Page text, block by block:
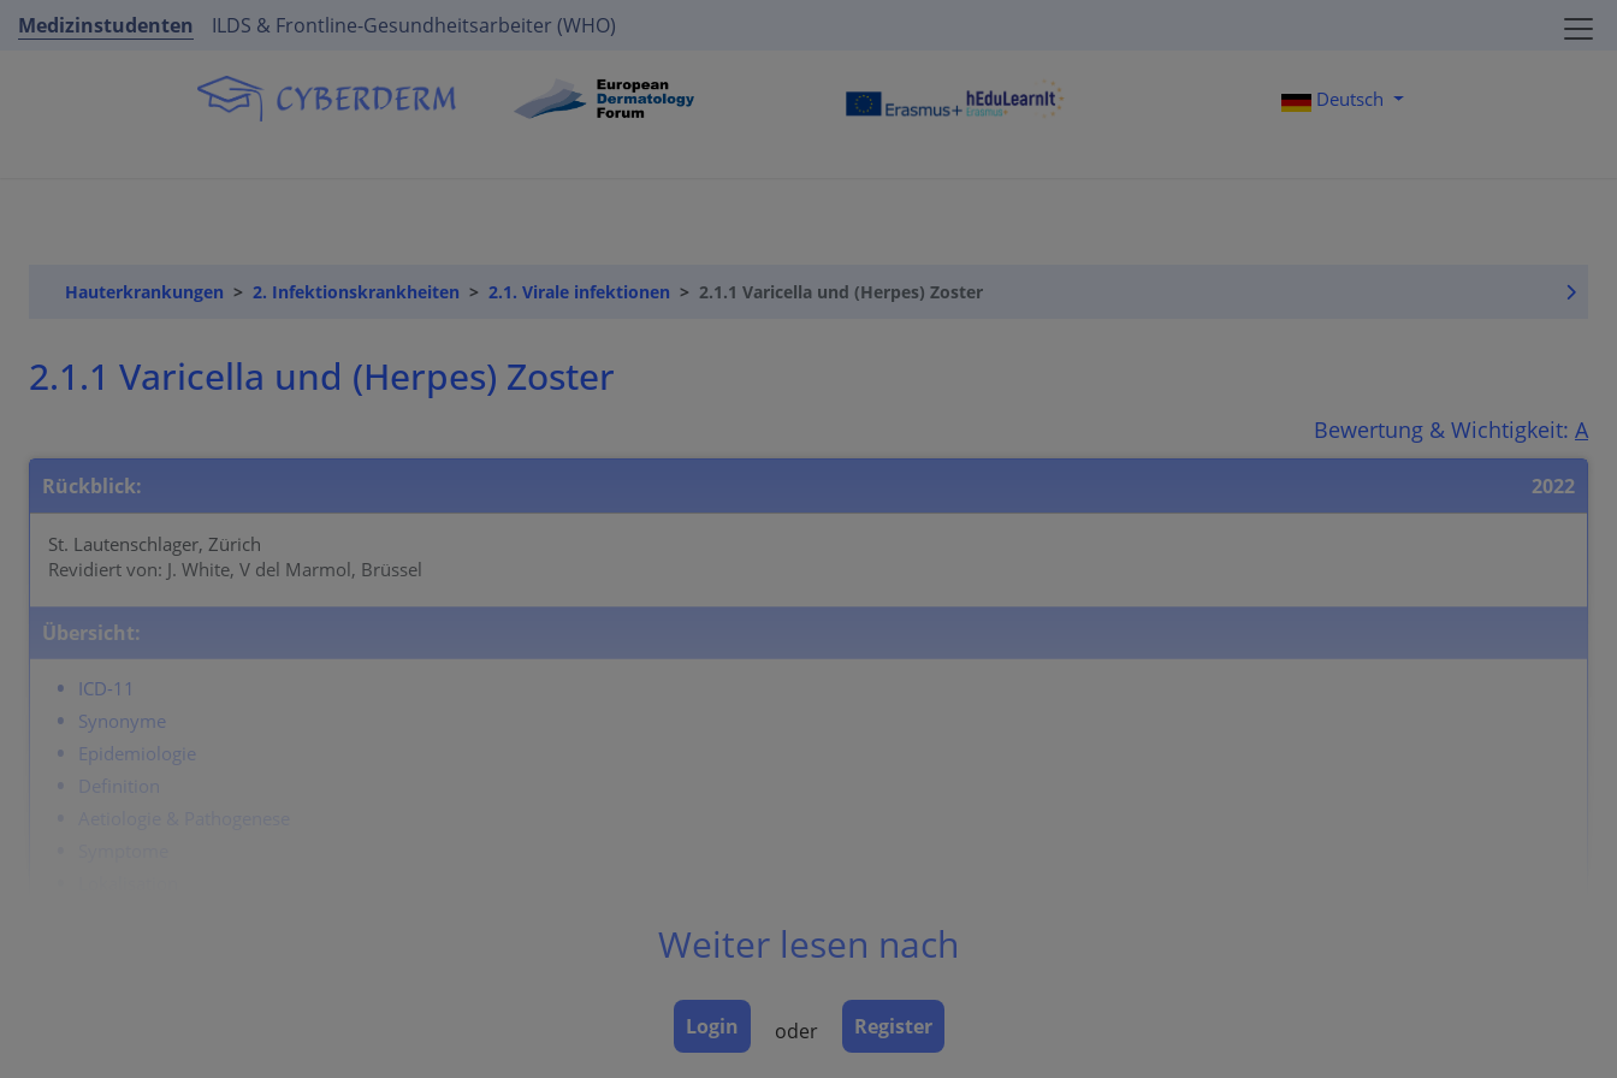
Medizinstudenten ILDS & Frontline-Gesundheitsarbeiter (WHO)
Deutsch
Hauterkrankungen 2. Infektionskrankheiten 2.1. Virale infektionen 2.1.1 Varicella und (Herpes) Zoster
2.1.1 Varicella und (Herpes) Zoster
Bewertung & Wichtigkeit: A
Rückblick: 2022
St. Lautenschlager, Zürich
Revidiert von: J. White, V del Marmol, Brüssel
Übersicht:
ICD-11
Synonyme
Epidemiologie
Definition
Weiter lesen nach
Login oder Register